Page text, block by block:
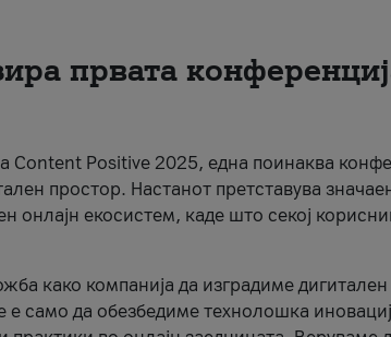
првата
Content Positive 2025, една поинаква
простор. Настанот претставува
онлајн екосистем, каде што секој
како компанија да изградиме дигитален
само да обезбедиме технолошка